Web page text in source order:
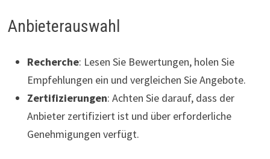
Anbieterauswahl
Recherche: Lesen Sie Bewertungen, holen Sie
Empfehlungen ein und vergleichen Sie Angebote.
Zertifizierungen: Achten Sie darauf, dass der
Anbieter zertifiziert ist und über erforderliche
Genehmigungen verfügt.